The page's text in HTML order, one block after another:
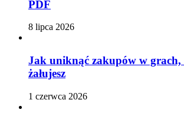
PDF
8 lipca 2026
Jak uniknąć zakupów w
żałujesz
1 czerwca 2026